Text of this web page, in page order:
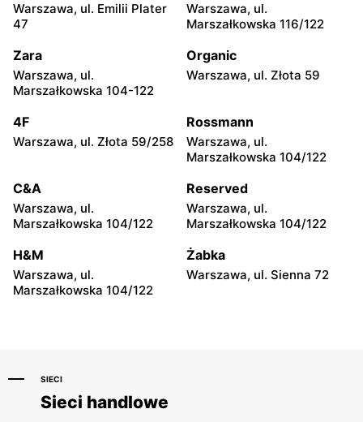
Triumph
AK Kampinos 15
Triumph
Triumph
Ciszewskiego 15
Triumph
17
Triumph
46
Triumph
Szpotańskiego 4
Triumph Triumph
579
Triumph Triumph
Warszawa, ul. Emilii Plater
47
Warszawa, ul.
Marszałkowska 116/122
Zara
Warszawa, ul.
Marszałkowska 104-122
Organic
Warszawa, ul. Złota 59
4F
Warszawa, ul. Złota 59/258
Rossmann
Warszawa, ul.
Marszałkowska 104/122
C&A
Warszawa, ul.
Marszałkowska 104/122
Reserved
Warszawa, ul.
Marszałkowska 104/122
H&M
Warszawa, ul.
Marszałkowska 104/122
Żabka
Warszawa, ul. Sienna 72
SIECI
Sieci handlowe